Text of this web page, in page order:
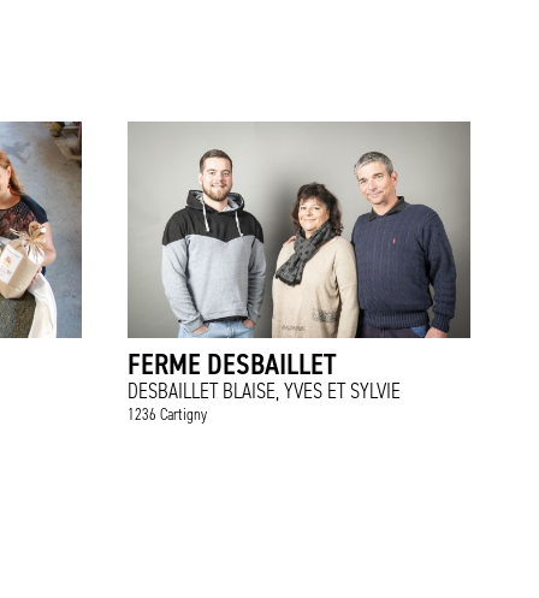
FERME DESBAILLET
DESBAILLET BLAISE, YVES ET SYLVIE
1236 Cartigny